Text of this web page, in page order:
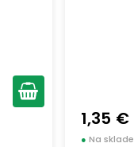
1,35 €
● Na sklade